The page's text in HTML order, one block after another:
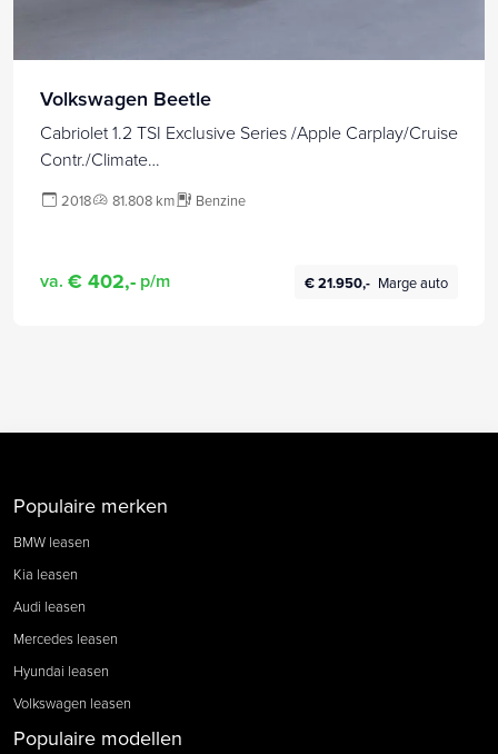
Volkswagen Beetle
Cabriolet 1.2 TSI Exclusive Series /Apple Carplay/Cruise
Contr./Climate
MV/(MET GARANTIE*)
2018 81.808 km Benzine
va. € 402,- p/m € 21.950,- Marge auto
Populaire merken
BMW leasen
Kia leasen
Audi leasen
Mercedes leasen
Hyundai leasen
Volkswagen leasen
Populaire modellen